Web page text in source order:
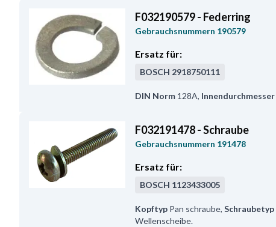
F032190579 - Federring
Gebrauchsnummern 190579
Ersatz für:
BOSCH 2918750111
DIN Norm 128A, Innendurchmesser
F032191478 - Schraube
Gebrauchsnummern 191478
Ersatz für:
BOSCH 1123433005
Kopftyp Pan schraube, Schraubetyp
Wellenscheibe.